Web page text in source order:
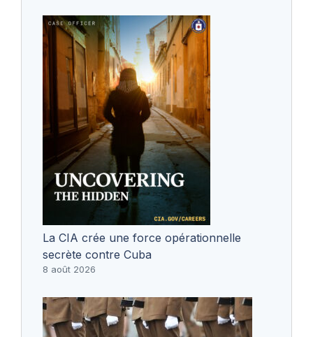
La CIA crée une force opérationnelle
secrète contre Cuba
8 août 2026